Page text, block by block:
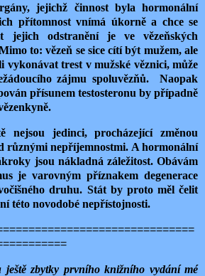
jejichž činnost byla hormonální
přítomnost vnímá úkorně a chce se
odstranění je ve vězeňských
to: vězeň se sice cítí být mužem, ale
vykonávat trest v mužské věznici, může
zájmu spoluvězňů. Naopak
přísunem testosteronu by případně
nejsou jedinci, procházející změnou
různými nepříjemnostmi. A hormonální
jsou nákladná záležitost. Obávám
je varovným příznakem degenerace
druhu. Stát by proto měl čelit
této novodobé nepřístojnosti.
zbytky prvního knižního vydání mé